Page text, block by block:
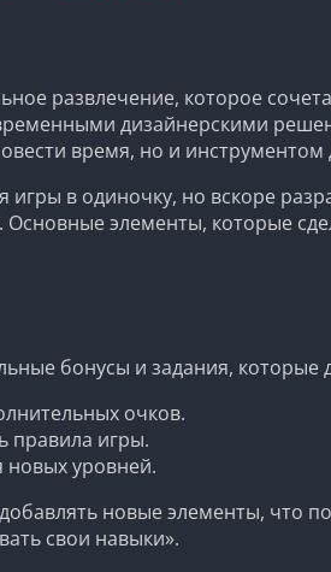
развлечение, которое
дизайнерскими
время, но и
игры в одиночку, но вскоре
Основные элементы, которые
бонусы и задания,
очков.
правила игры.
новых уровней.
новые элементы, что
свои навыки».